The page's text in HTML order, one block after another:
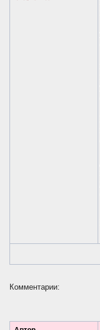
Комментарии: